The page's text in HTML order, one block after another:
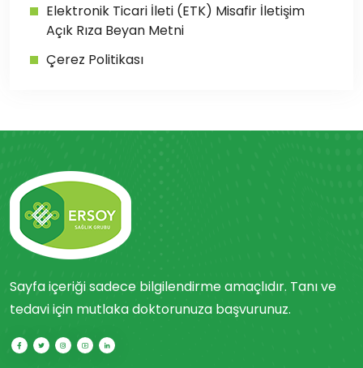
Elektronik Ticari İleti (ETK) Misafir İletişim
Açık Rıza Beyan Metni
Çerez Politikası
Sayfa içeriği sadece bilgilendirme amaçlıdır. Tanı ve
tedavi için mutlaka doktorunuza başvurunuz.